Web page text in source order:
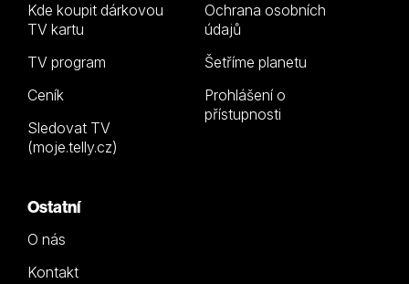
Kde koupit dárkovou
TV kartu
TV program
Ceník
Sledovat TV
(moje.telly.cz)
Ochrana osobních
údajů
Šetříme planetu
Prohlášení o
přístupnosti
Ostatní
O nás
Kontakt